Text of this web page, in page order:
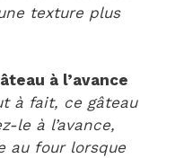
texture plus
à l’avance
à fait, ce gâteau
le à l’avance,
au four lorsque